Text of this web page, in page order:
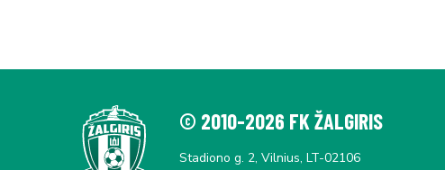
© 2010-2026 FK ŽALGIRIS
Stadiono g. 2, Vilnius, LT-02106